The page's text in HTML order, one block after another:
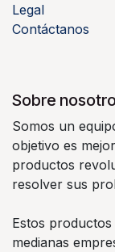
Legal
Contáctanos
Sobre
Somos un
objetivo es
productos
resolver sus
Estos
medianas